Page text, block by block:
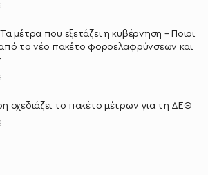
μέτρα που εξετάζει η κυβέρνηση – Ποιοι
το νέο πακέτο φοροελαφρύνσεων και
σχεδιάζει το πακέτο μέτρων για τη ΔΕΘ